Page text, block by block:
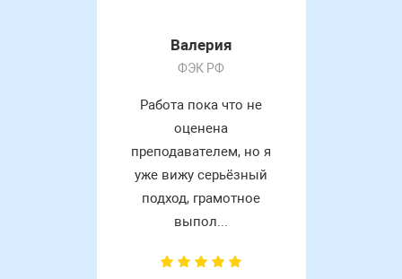
Валерия
ФЭК РФ
Работа пока что не
оценена
преподавателем, но я
уже вижу серьёзный
подход, грамотное
выпол...